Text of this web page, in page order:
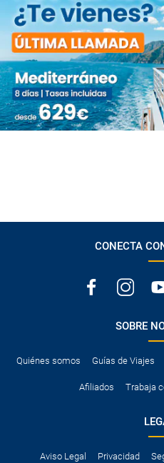
CONECTA
SOBRE
Quiénes somos Guías de Viajes
Afiliados Trabaja
Aviso Legal Privacidad